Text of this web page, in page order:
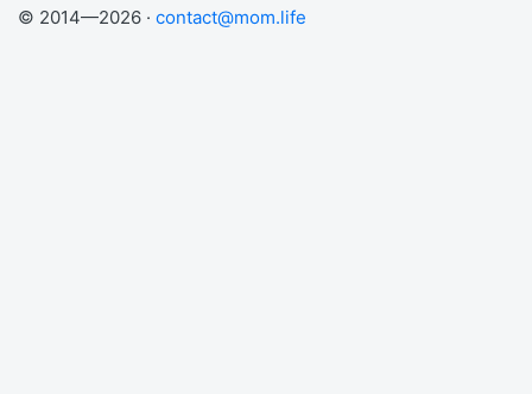
© 2014—2026 · contact@mom.life